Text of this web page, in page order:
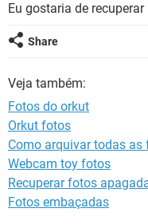
INSTAGRAM
GUIA DE COMPRAS
INSTAGRAM
GUIA DE COMPRAS
Eu gostaria de
Share
Veja também:
Fotos do orkut
Orkut fotos
Como arquivar todas
Webcam toy fotos
Recuperar fotos
Fotos embaçadas